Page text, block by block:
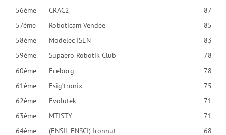
56ème
CRAC2
87
57ème
Roboticam Vendee
85
58ème
Modelec ISEN
83
59ème
Supaero Robotik Club
78
60ème
Eceborg
78
61ème
Esig’tronix
75
62ème
Evolutek
71
63ème
MTISTY
71
64ème
(ENSIL-ENSCI) Ironnut
68